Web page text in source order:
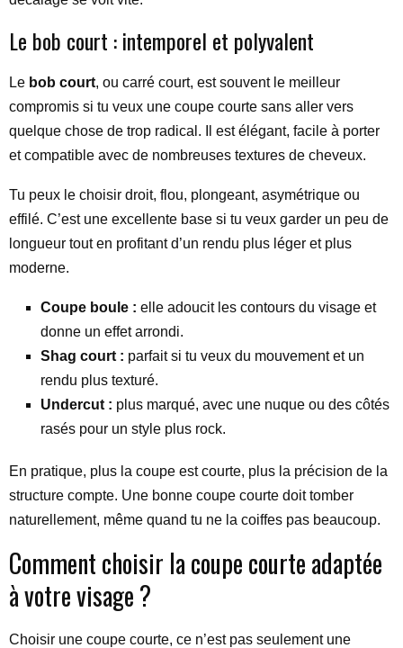
Le bob court : intemporel et polyvalent
Le bob court, ou carré court, est souvent le meilleur
compromis si tu veux une coupe courte sans aller vers
quelque chose de trop radical. Il est élégant, facile à porter
et compatible avec de nombreuses textures de cheveux.
Tu peux le choisir droit, flou, plongeant, asymétrique ou
effilé. C’est une excellente base si tu veux garder un peu de
longueur tout en profitant d’un rendu plus léger et plus
moderne.
Coupe boule : elle adoucit les contours du visage et
donne un effet arrondi.
Shag court : parfait si tu veux du mouvement et un
rendu plus texturé.
Undercut : plus marqué, avec une nuque ou des côtés
rasés pour un style plus rock.
En pratique, plus la coupe est courte, plus la précision de la
structure compte. Une bonne coupe courte doit tomber
naturellement, même quand tu ne la coiffes pas beaucoup.
Comment choisir la coupe courte adaptée
à votre visage ?
Choisir une coupe courte, ce n’est pas seulement une